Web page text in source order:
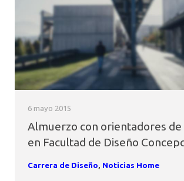
6 mayo 2015
Almuerzo con orientadores de
en Facultad de Diseño
Carrera de Diseño, Noticias Home